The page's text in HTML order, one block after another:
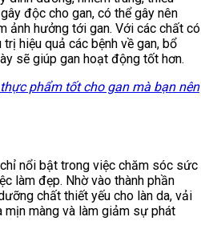
độc cho gan, có thể gây nên
ảnh hưởng tới gan. Với các chất có
hiệu quả các bệnh về gan, bổ
sẽ giúp gan hoạt động tốt hơn.
phẩm tốt cho gan mà bạn nên
nổi bật trong việc chăm sóc sức
làm đẹp. Nhờ vào thành phần
chất thiết yếu cho làn da, vải
màng và làm giảm sự phát